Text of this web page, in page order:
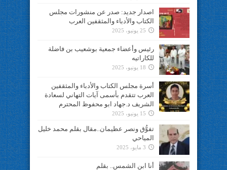
اصدار جديد: صدر عن منشورات مجلس
الكتاب والأدباء والمثقفين العرب
25 يونيو، 2025
رئيس وأعضاء جمعية بوشعيب بن فاضلة
للكاراتيه
18 يونيو، 2025
أسرة مجلس الكتاب والأدباء والمثقفين
العرب تتقدم بأسمى آيات التهاني لسعادة
الشريف د.جهاد ابو محفوظ المحترم
15 يونيو، 2025
تفوُّق ونصر عظيمان..مقال بقلم محمد خليل
المياحي
3 مايو، 2025
أنا ابن الشمس.. بقلم